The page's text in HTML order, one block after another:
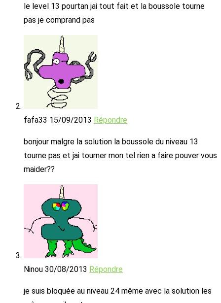
le level 13 pourtan jai tout fait et la boussole tourne
pas je comprand pas
fafa33 15/09/2013 Répondre
bonjour malgre la solution la boussole du niveau 13
tourne pas et jai tourner mon tel rien a faire pouver vous
maider??
Ninou 30/08/2013 Répondre
je suis bloquée au niveau 24 même avec la solution les